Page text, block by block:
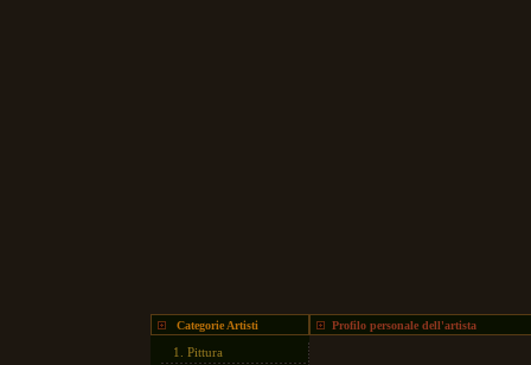
Categorie Artisti
1. Pittura
Profilo personale dell'artista